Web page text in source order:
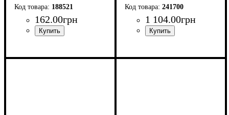
188521
162.00грн
241700
1 104.00грн